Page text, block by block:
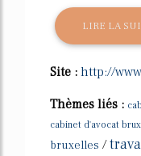
LIRE LA
Site : http://
Thèmes liés :
cabinet d'avocat
bruxelles /